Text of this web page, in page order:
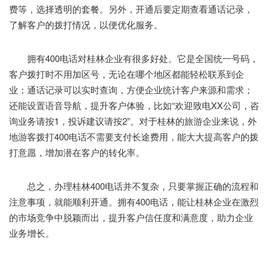
费等，选择透明的套餐。另外，开通后要定期查看通话记录，
了解客户的拨打情况，以便优化服务。
拥有400电话对桂林企业有很多好处。它是全国统一号码，
客户拨打时不用加区号，无论在哪个地区都能轻松联系到企
业；通话记录可以实时查询，方便企业统计客户来源和需求；
还能设置语音导航，提升客户体验，比如“欢迎致电XX公司，咨
询业务请按1，投诉建议请按2”。对于桂林的旅游企业来说，外
地游客拨打400电话不需要支付长途费用，能大大提高客户的拨
打意愿，增加潜在客户的转化率。
总之，办理桂林400电话并不复杂，只要掌握正确的流程和
注意事项，就能顺利开通。拥有400电话，能让桂林企业在激烈
的市场竞争中脱颖而出，提升客户信任度和满意度，助力企业
业务增长。